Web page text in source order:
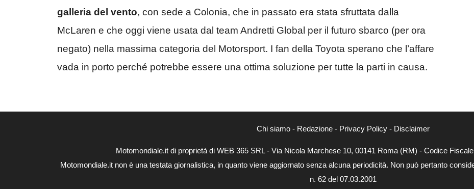
galleria del vento, con sede a Colonia, che in passato era stata sfruttata dalla
McLaren e che oggi viene usata dal team Andretti Global per il futuro sbarco (per ora
negato) nella massima categoria del Motorsport. I fan della Toyota sperano che l’affare
vada in porto perché potrebbe essere una ottima soluzione per tutte la parti in causa.
Chi siamo- Redazione- Privacy Policy- Disclaimer
Motomondiale.it di proprietà di WEB 365 SRL - Via Nicola Marchese 10, 00141 Roma (RM) - Codice
Motomondiale.it non è una testata giornalistica, in quanto viene aggiornato senza alcuna periodicità. Non può pertanto
n. 62 del 07.03.2001